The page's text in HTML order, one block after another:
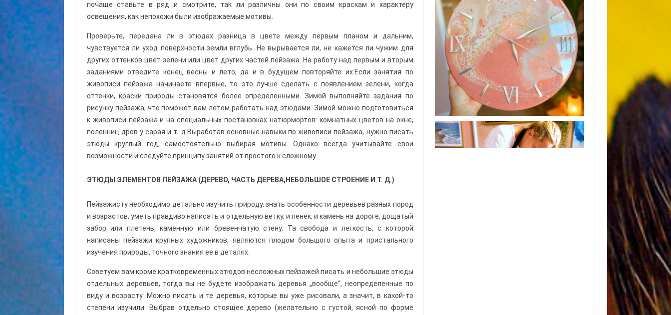
почаще ставьте в ряд и смотрите, так ли различны они по своим краскам и характеру
освещения, как непохожи были изображаемые мотивы.
Проверьте, передана ли в этюдах разница в цвете между первым планом и дальним,
чувствуется ли уход поверхности земли вглубь. Не вырывается ли, не кажется ли чужим для
других оттенков цвет зелени или цвет других частей пейзажа. На работу над первым и вторым
заданиями отведите конец весны и лето, да и в будущем повторяйте их.Если занятия по
живописи пейзажа начинаете впервые, то это лучше сделать с появлением зелени, когда
оттенки, краски природы становятся более определенными. Зимой выполняйте задания по
рисунку пейзажа, что поможет вам летом работать над этюдами. Зимой можно подготовиться
к живописи пейзажа и на специальных постановках натюрмортов: комнатных цветов на окне,
поленниц дров у сарая и т. д.Выработав основные навыки по живописи пейзажа, нужно писать
этюды круг­лый год, самостоятельно выбирая мотивы. Однако всегда учитывайте свои
возможно­сти и следуйте принципу занятий от простого к сложному.
ЭТЮДЫ ЭЛЕМЕНТОВ ПЕЙЗАЖА (ДЕРЕВО, ЧАСТЬ ДЕРЕВА,НЕБОЛЬШОЕ СТРОЕНИЕ И Т. Д.)
Пейзажисту необходимо детально изучить природу, знать особенности деревьев разных пород
и возрастов, уметь правдиво написать и отдельную ветку, и пенек, и камень на дороге, дощатый
забор или плетень, каменную или бревенчатую стену. Та свобода и легкость, с которой
написаны пейзажи крупных художников, явля­ются плодом большого опыта и пристального
изучения природы, точного знания ее в деталях.
Советуем вам кроме кратковременных этюдов несложных пейзажей писать и небольшие этюды
отдельных деревьев, тогда вы не будете изображать деревья „вообще“, неопределенные по
виду и возрасту. Можно писать и те деревья, которые вы уже рисовали, а значит, в какой-то
степени изучили. Выбрав отдельно стоящее дерево (желательно с густой, ясной по форме